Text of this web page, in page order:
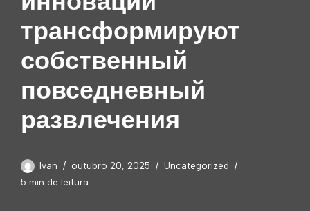
трансформируют
собственный
повседневный
развлечения
Ivan outubro 20, 2025
Uncategorized
5 min de leitura